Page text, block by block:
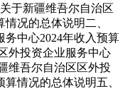
于新疆维吾尔自治区
情况的总体说明 二、
中心2024年收入预算
外投资企业服务中心
维吾尔自治区区外投
算情况的总体说明五、